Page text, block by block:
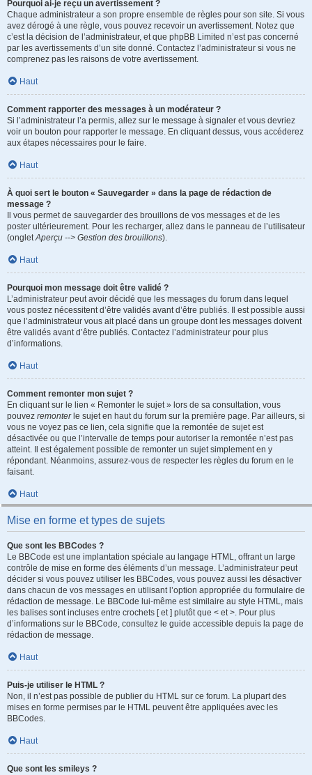
Pourquoi ai-je reçu un avertissement ?
Chaque administrateur a son propre ensemble de règles pour son site. Si vous
avez dérogé à une règle, vous pouvez recevoir un avertissement. Notez que
c’est la décision de l’administrateur, et que phpBB Limited n’est pas concerné
par les avertissements d’un site donné. Contactez l’administrateur si vous ne
comprenez pas les raisons de votre avertissement.
Haut
Comment rapporter des messages à un modérateur ?
Si l’administrateur l’a permis, allez sur le message à signaler et vous devriez
voir un bouton pour rapporter le message. En cliquant dessus, vous accéderez
aux étapes nécessaires pour le faire.
Haut
À quoi sert le bouton « Sauvegarder » dans la page de rédaction de
message ?
Il vous permet de sauvegarder des brouillons de vos messages et de les
poster ultérieurement. Pour les recharger, allez dans le panneau de l’utilisateur
(ongletAperçu --> Gestion des brouillons).
Haut
Pourquoi mon message doit être validé ?
L’administrateur peut avoir décidé que les messages du forum dans lequel
vous postez nécessitent d’être validés avant d’être publiés. Il est possible aussi
que l’administrateur vous ait placé dans un groupe dont les messages doivent
être validés avant d’être publiés. Contactez l’administrateur pour plus
d’informations.
Haut
Comment remonter mon sujet ?
En cliquant sur le lien « Remonter le sujet » lors de sa consultation, vous
pouvez remonterle sujet en haut du forum sur la première page. Par ailleurs, si
vous ne voyez pas ce lien, cela signifie que la remontée de sujet est
désactivée ou que l’intervalle de temps pour autoriser la remontée n’est pas
atteint. Il est également possible de remonter un sujet simplement en y
répondant. Néanmoins, assurez-vous de respecter les règles du forum en le
faisant.
Haut
Mise en forme et types de sujets
Que sont les BBCodes ?
Le BBCode est une implantation spéciale au langage HTML, offrant un large
contrôle de mise en forme des éléments d’un message. L’administrateur peut
décider si vous pouvez utiliser les BBCodes, vous pouvez aussi les désactiver
dans chacun de vos messages en utilisant l’option appropriée du formulaire de
rédaction de message. Le BBCode lui-même est similaire au style HTML, mais
les balises sont incluses entre crochets [ et ] plutôt que < et >. Pour plus
d’informations sur le BBCode, consultez le guide accessible depuis la page de
rédaction de message.
Haut
Puis-je utiliser le HTML ?
Non, il n’est pas possible de publier du HTML sur ce forum. La plupart des
mises en forme permises par le HTML peuvent être appliquées avec les
BBCodes.
Haut
Que sont les smileys ?